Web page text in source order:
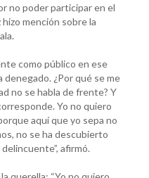
no poder participar en el
mención sobre la
como público en ese
denegado. ¿Por qué se me
no se habla de frente? Y
Yo no quiero
aquí que yo sepa no
no se ha descubierto
afirmó.